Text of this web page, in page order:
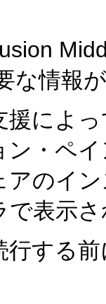
な情報
援によ
・ペ
アのイ
で表示
行する